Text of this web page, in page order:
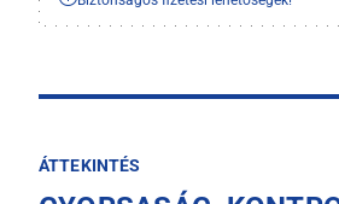
ÁTTEKINTÉS